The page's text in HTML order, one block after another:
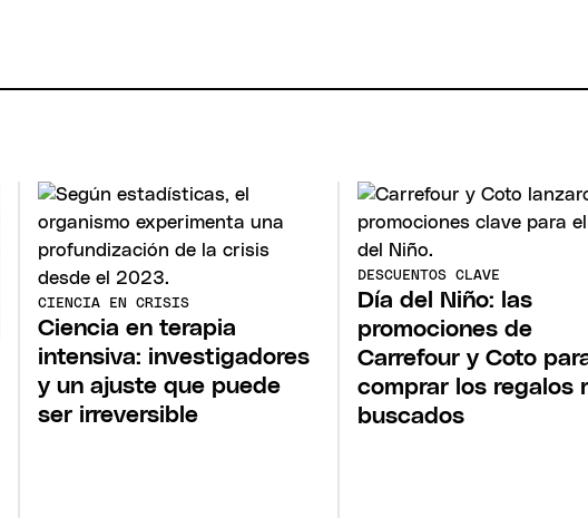
CIENCIA EN CRISIS
Ciencia en terapia
intensiva: investigadores
y un ajuste que puede
ser irreversible
DESCUENTOS CLAVE
Día del Niño: las
promociones de
Carrefour y Coto
comprar los regalos
buscados